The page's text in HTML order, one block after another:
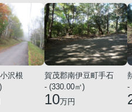
沢根
賀茂郡南伊豆町手石
- (330.00㎡)
10万円
-